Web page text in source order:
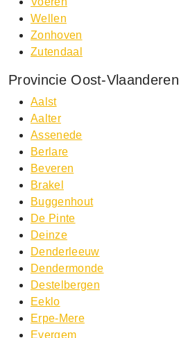
Wellen
Zonhoven
Zutendaal
Provincie Oost-Vlaanderen
Aalst
Aalter
Assenede
Berlare
Beveren
Brakel
Buggenhout
De Pinte
Deinze
Denderleeuw
Dendermonde
Destelbergen
Eeklo
Erpe-Mere
Evergem